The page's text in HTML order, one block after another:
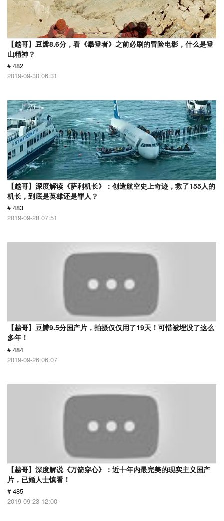
【越哥】豆瓣8.6分，看《攀登者》之前必刷的冒险电影，什么是登
山精神？
# 482
2019-09-30 06:31
【越哥】深度解读《萨利机长》：创造航空史上奇迹，救了155人的
机长，到底是英雄还是罪人？
# 483
2019-09-28 07:51
【越哥】豆瓣9.5分国产片，拍摄仅仅用了19天！可惜被埋没了这么
多年！
# 484
2019-09-26 06:07
【越哥】深度解说《万箭穿心》：近十年内最完美的现实主义国产
片，已婚人士慎看！
# 485
2019-09-23 12:00